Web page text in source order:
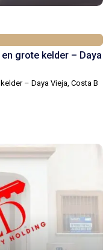
grote kelder – Daya
– Daya Vieja, Costa B